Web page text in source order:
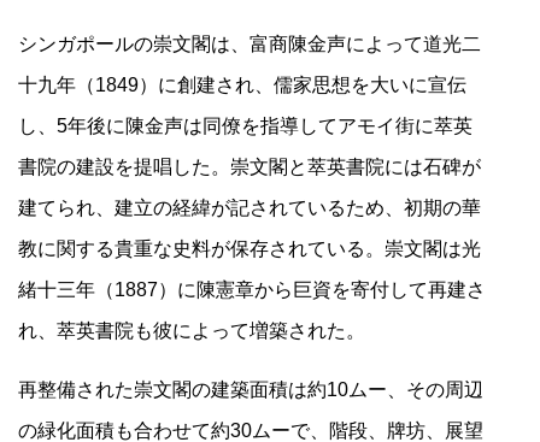
シンガポールの崇文閣は、富商陳金声によって道光二
十九年（1849）に創建され、儒家思想を大いに宣伝
し、5年後に陳金声は同僚を指導してアモイ街に萃英
書院の建設を提唱した。崇文閣と萃英書院には石碑が
建てられ、建立の経緯が記されているため、初期の華
教に関する貴重な史料が保存されている。崇文閣は光
緒十三年（1887）に陳憲章から巨資を寄付して再建さ
れ、萃英書院も彼によって増築された。
再整備された崇文閣の建築面積は約10ムー、その周辺
の緑化面積も合わせて約30ムーで、階段、牌坊、展望